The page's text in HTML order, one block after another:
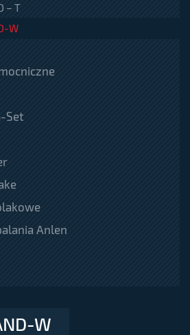
– T
W
Set
Anlen
W